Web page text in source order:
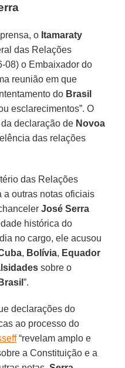
o Itamaraty
das Relações
08) o Embaixador do
reunião em que
do Brasil
esclarecimentos”. O
declaração de Novoa
das relações
das Relações
a outras notas oficiais
José Serra
histórica do
no cargo, ele acusou
, Bolívia, Equador
sobre o
Brasil”.
declarações do
ao processo do
“revelam amplo e
a Constituição e a